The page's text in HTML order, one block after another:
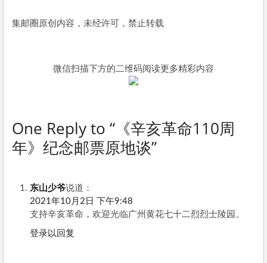
集邮圈原创内容，未经许可，禁止转载
微信扫描下方的二维码阅读更多精彩内容
One Reply to “《辛亥革命110周
年》纪念邮票原地谈”
东山少爷说道：
2021年10月2日 下午9:48
支持辛亥革命，欢迎光临广州黄花七十二烈烈士陵园。
登录以回复